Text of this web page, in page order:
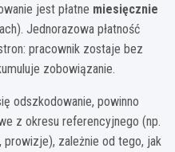
jest płatne miesięcznie
Jednorazowa płatność
pracownik zostaje bez
zobowiązanie.
odszkodowanie, powinno
z okresu referencyjnego (np.
prowizje), zależnie od tego, jak